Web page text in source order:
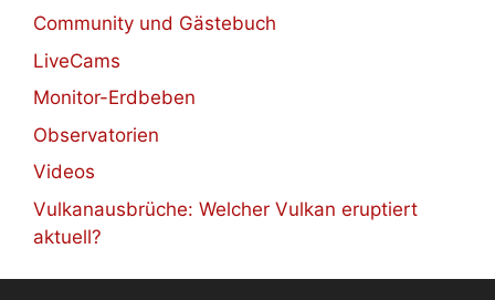
Community und Gästebuch
LiveCams
Monitor-Erdbeben
Observatorien
Videos
Vulkanausbrüche: Welcher Vulkan eruptiert
aktuell?